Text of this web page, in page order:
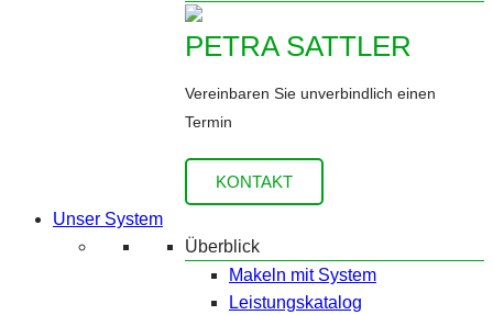
PETRA SATTLER
Vereinbaren Sie unverbindlich einen
Termin
KONTAKT
Unser System
Überblick
Makeln mit System
Leistungskatalog